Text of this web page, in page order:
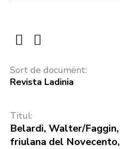
Sort de documënt:
Revista Ladinia
Titul:
Belardi, Walter/
friulana del